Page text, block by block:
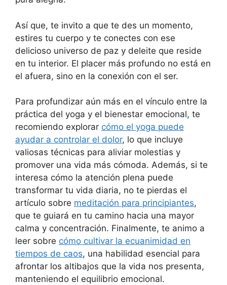
Así que, te invito a que te des un momento,
estires tu cuerpo y te conectes con ese
delicioso universo de paz y deleite que reside
en tu interior. El placer más profundo no está en
el afuera, sino en la conexión con el ser.
Para profundizar aún más en el vínculo entre la
práctica del yoga y el bienestar emocional, te
recomiendo explorar cómo el yoga puede
ayudar a controlar el dolor, lo que incluye
valiosas técnicas para aliviar molestias y
promover una vida más cómoda. Además, si te
interesa cómo la atención plena puede
transformar tu vida diaria, no te pierdas el
artículo sobre meditación para principiantes,
que te guiará en tu camino hacia una mayor
calma y concentración. Finalmente, te animo a
leer sobre cómo cultivar la ecuanimidad en
tiempos de caos, una habilidad esencial para
afrontar los altibajos que la vida nos presenta,
manteniendo el equilibrio emocional.